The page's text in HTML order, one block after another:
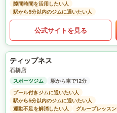
隙間時間を活用したい人
駅から5分以内のジムに通いたい人
公式サイトを見る
ティップネス
石橋店
スポーツジム
駅から車で12分
プール付きジムに通いたい人
駅から5分以内のジムに通いたい人
運動不足を解消したい人
グループレッス